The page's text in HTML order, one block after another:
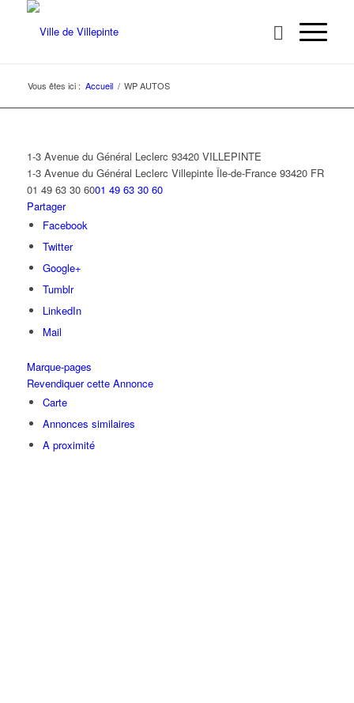
Vous êtes ici : Accueil / WP AUTOS
1-3 Avenue du Général Leclerc 93420 VILLEPINTE
1-3 Avenue du Général Leclerc Villepinte Île-de-France 93420 FR
01 49 63 30 6001 49 63 30 60
Partager
Facebook
Twitter
Google+
Tumblr
LinkedIn
Mail
Marque-pages
Revendiquer cette Annonce
Carte
Annonces similaires
A proximité